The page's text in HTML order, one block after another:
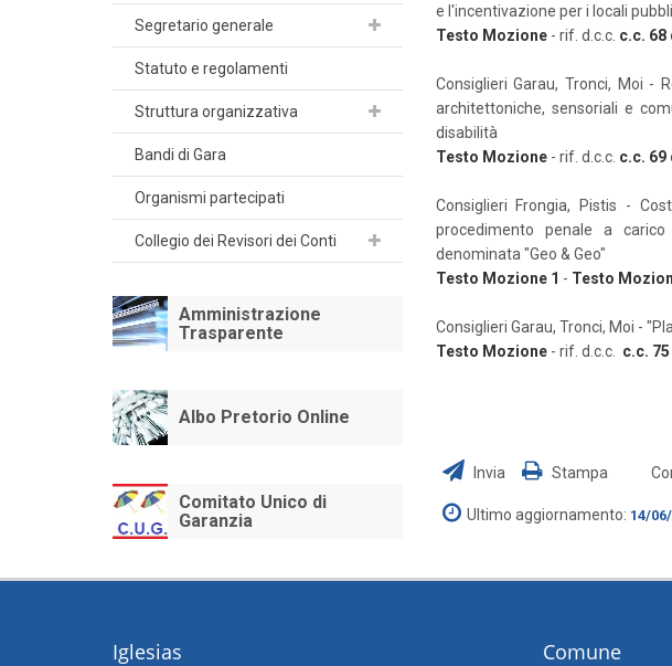
Segretario generale
Statuto e regolamenti
Struttura organizzativa
Bandi di Gara
Organismi partecipati
Collegio dei Revisori dei Conti
Amministrazione
Trasparente
Albo Pretorio Online
Comitato Unico di
Garanzia
e l'incentivazione per i locali
Testo Mozione- rif. d.c.c. c.c. 68
Consiglieri Garau, Tronci, Moi -
architettoniche, sensoriali e
disabilità
Testo Mozione- rif. d.c.c. c.c. 69
Consiglieri Frongia, Pistis -
procedimento penale a
denominata "Geo & Geo"
Testo Mozione 1 - Testo
Consiglieri Garau, Tronci, Moi -
Testo Mozione- rif. d.c.c. c.c.
Invia Stampa
Ultimo aggiornamento: 14/
Iglesias Comune